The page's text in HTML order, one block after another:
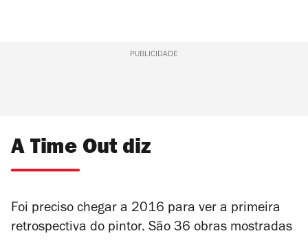
PUBLICIDADE
A Time Out diz
Foi preciso chegar a 2016 para ver a primeira
retrospectiva do pintor. São 36 obras mostradas